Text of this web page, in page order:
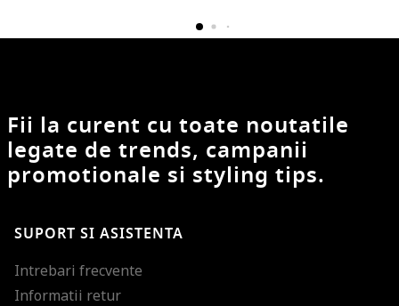
Fii la curent cu toate noutatile
legate de trends, campanii
promotionale si styling tips.
SUPORT SI ASISTENTA
Intrebari frecvente
Informatii retur